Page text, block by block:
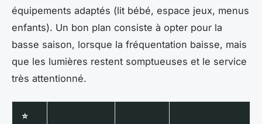
équipements adaptés (lit bébé, espace jeux, menus
enfants). Un bon plan consiste à opter pour la
basse saison, lorsque la fréquentation baisse, mais
que les lumières restent somptueuses et le service
très attentionné.
⭐